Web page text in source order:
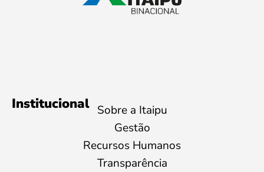
Institucional Sobre a Itaipu
Gestão
Recursos Humanos
Transparência